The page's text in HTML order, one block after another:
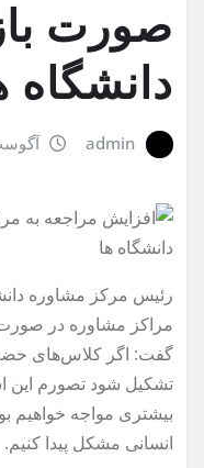
صورت
دانشگاه
admin آگوست 8,
رئیس مرکز مشاوره
مراکز مشاوره در صورت
گفت: اگر کلاس‌های
تشکیل شود تصورم این
بیشتری مواجه خواهیم
انسانی مشکل پیدا کنیم.